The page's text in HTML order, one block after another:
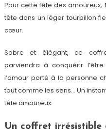
Pour cette fête des amoureux,
tête dans un léger tourbillon
cœur.
Sobre et élégant, ce
parviendra à conquérir
l’amour porté à la personne
tout comme les sens… Un
tête amoureux.
Un coffret irrésistible